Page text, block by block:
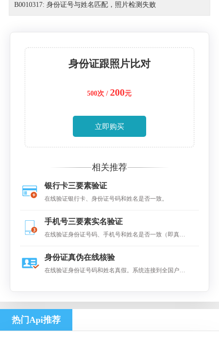
B0010317: 身份证号与姓名匹配，照片检测失败
身份证跟照片比对
500次 /200元
立即购买
相关推荐
银行卡三要素验证
在线验证银行卡、身份证号码和姓名是否一致。
手机号三要素实名验证
在线验证身份证号码、手机号和姓名是否一致（即真
身份证真伪在线核验
在线验证身份证号码和姓名真假。系统连接到全国户籍
热门Api推荐